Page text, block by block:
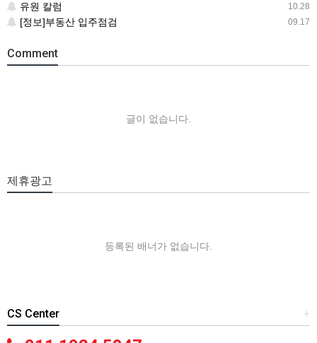
10.28
유원 칼럼
09.17
[정보]부동산 입주점검
Comment
글이 없습니다.
제휴광고
등록된 배너가 없습니다.
+
CS Center